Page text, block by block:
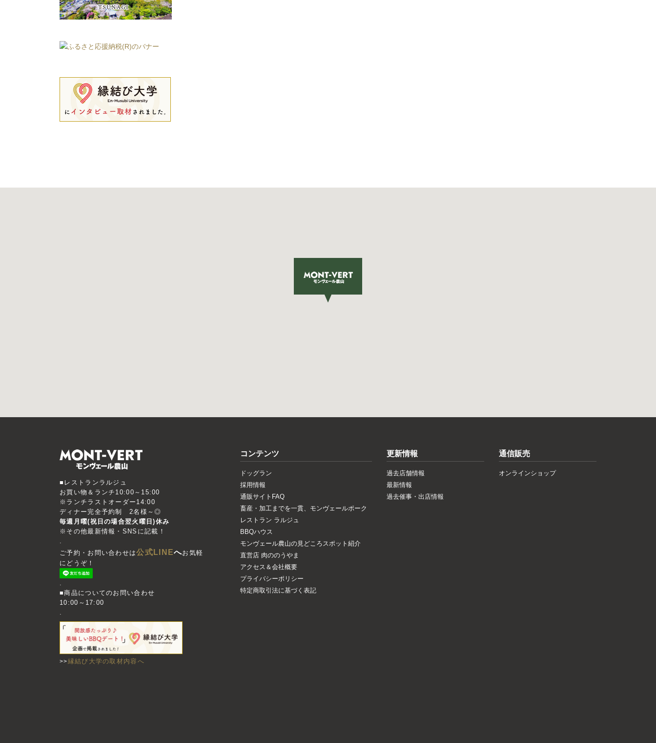
■レストランラルジュ
お買い物＆ランチ10:00～15:00
※ランチラストオーダー14:00
ディナー完全予約制 2名様～◎
毎週月曜(祝日の場合翌火曜日)休み
※その他最新情報・SNSに記載！
.
ご予約・お問い合わせは公式LINEへお気軽
にどうぞ！
.
■商品についてのお問い合わせ
10:00～17:00
.
>>縁結び大学の取材内容へ
コンテンツ
ドッグラン
採用情報
通販サイトFAQ
畜産・加工までを一貫、モンヴェールポーク
レストラン ラルジュ
BBQハウス
モンヴェール農山の見どころスポット紹介
直営店 肉ののうやま
アクセス＆会社概要
プライバシーポリシー
特定商取引法に基づく表記
更新情報
過去店舗情報
最新情報
過去催事・出店情報
通信販売
オンラインショップ